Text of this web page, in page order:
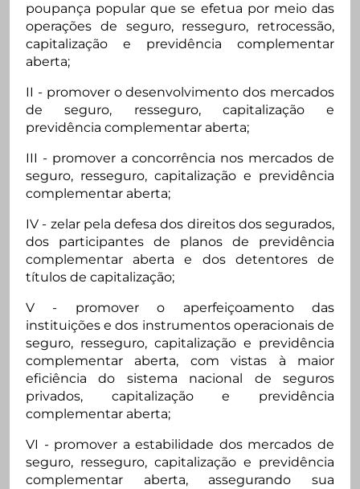
poupança popular que se efetua por meio das
operações de seguro, resseguro, retrocessão,
capitalização e previdência complementar
aberta;
II - promover o desenvolvimento dos mercados
de seguro, resseguro, capitalização e
previdência complementar aberta;
III - promover a concorrência nos mercados de
seguro, resseguro, capitalização e previdência
complementar aberta;
IV - zelar pela defesa dos direitos dos segurados,
dos participantes de planos de previdência
complementar aberta e dos detentores de
títulos de capitalização;
V - promover o aperfeiçoamento das
instituições e dos instrumentos operacionais de
seguro, resseguro, capitalização e previdência
complementar aberta, com vistas à maior
eficiência do sistema nacional de seguros
privados, capitalização e previdência
complementar aberta;
VI - promover a estabilidade dos mercados de
seguro, resseguro, capitalização e previdência
complementar aberta, assegurando sua